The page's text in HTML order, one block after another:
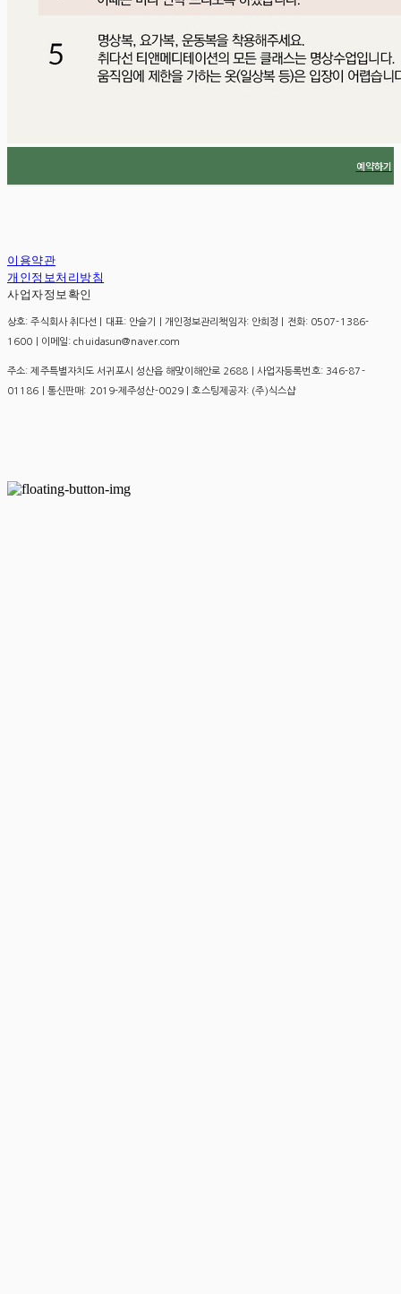
예약하기
이용약관
개인정보처리방침
사업자정보확인
상호: 주식회사 취다선 | 대표: 안슬기 | 개인정보관리책임자: 안희정 | 전화: 0507-1386-
1600 | 이메일: chuidasun@naver.com
주소: 제주특별자치도 서귀포시 성산읍 해맞이해안로 2688 | 사업자등록번호: 346-87-
01186 | 통신판매: 2019-제주성산-0029 | 호스팅제공자: (주)식스샵